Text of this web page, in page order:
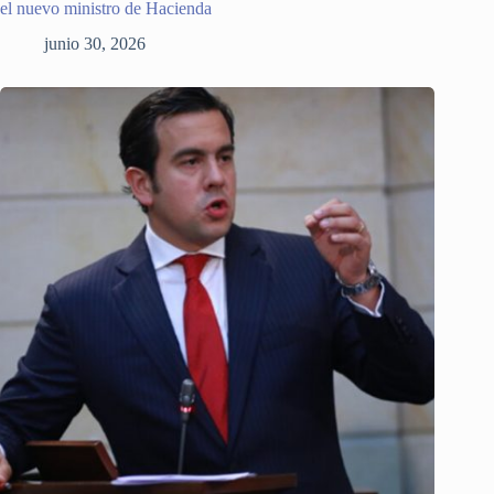
el nuevo ministro de Hacienda
junio 30, 2026